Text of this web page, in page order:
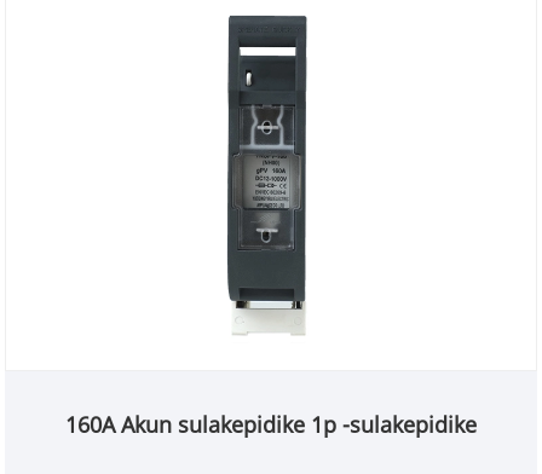
160A Akun sulakepidike 1p -sulakepidike